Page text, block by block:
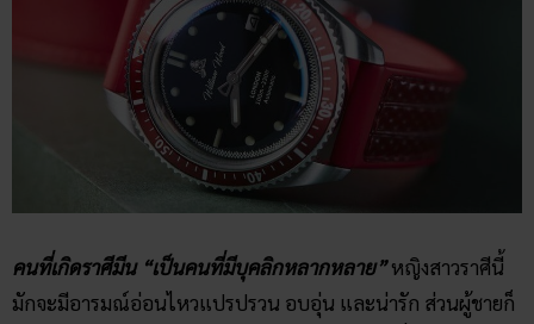
คนที่เกิดราศีมีน “เป็นคนที่มีบุคลิกหลากหลาย”หญิงสาวราศีนี้
มักจะมีอารมณ์อ่อนไหวแปรปรวน อบอุ่น และน่ารัก ส่วนผู้ชายก็